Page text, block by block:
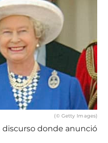
(© Getty Images)
discurso donde anunció